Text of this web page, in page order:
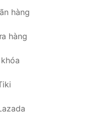
hàng
hàng